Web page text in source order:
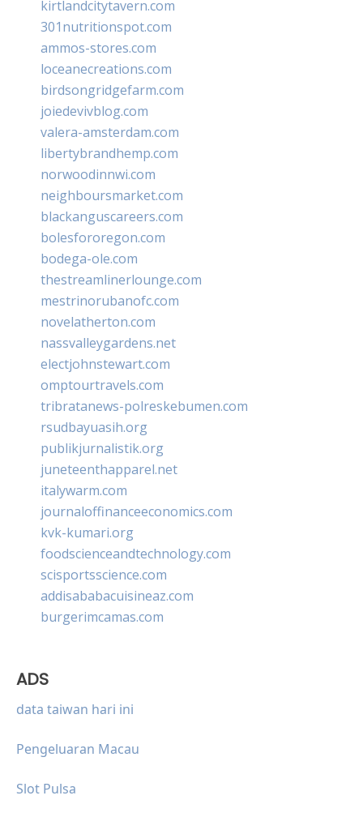
kirtlandcitytavern.com
301nutritionspot.com
ammos-stores.com
loceanecreations.com
birdsongridgefarm.com
joiedevivblog.com
valera-amsterdam.com
libertybrandhemp.com
norwoodinnwi.com
neighboursmarket.com
blackanguscareers.com
bolesfororegon.com
bodega-ole.com
thestreamlinerlounge.com
mestrinorubanofc.com
novelatherton.com
nassvalleygardens.net
electjohnstewart.com
omptourtravels.com
tribratanews-polreskebumen.com
rsudbayuasih.org
publikjurnalistik.org
juneteenthapparel.net
italywarm.com
journaloffinanceeconomics.com
kvk-kumari.org
foodscienceandtechnology.com
scisportsscience.com
addisababacuisineaz.com
burgerimcamas.com
ADS
data taiwan hari ini
Pengeluaran Macau
Slot Pulsa